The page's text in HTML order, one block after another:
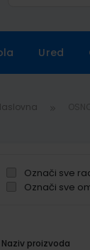
Ured
Označi sve
Označi sve
Naziv proizvoda